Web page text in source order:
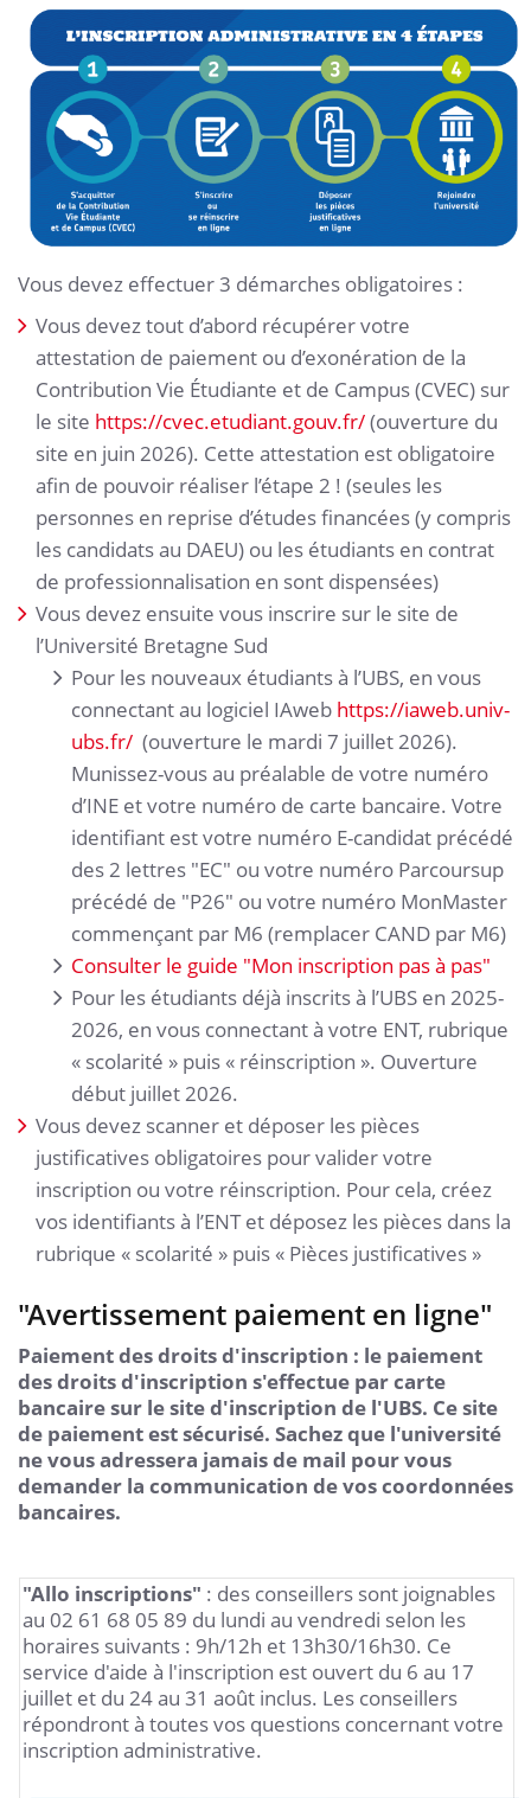
Vous devez effectuer 3 démarches obligatoires :
Vous devez tout d’abord récupérer votre
attestation de paiement ou d’exonération de la
Contribution Vie Étudiante et de Campus (CVEC) sur
le site https://cvec.etudiant.gouv.fr/(ouverture du
site en juin 2026). Cette attestation est obligatoire
afin de pouvoir réaliser l’étape 2 ! (seules les
personnes en reprise d’études financées (y compris
les candidats au DAEU) ou les étudiants en contrat
de professionnalisation en sont dispensées)
Vous devez ensuite vous inscrire sur le site de
l’Université Bretagne Sud
Pour les nouveaux étudiants à l’UBS, en vous
connectant au logiciel IAweb https://iaweb.univ-
ubs.fr/ (ouverture le mardi 7 juillet 2026).
Munissez-vous au préalable de votre numéro
d’INE et votre numéro de carte bancaire. Votre
identifiant est votre numéro E-candidat précédé
des 2 lettres "EC" ou votre numéro Parcoursup
précédé de "P26" ou votre numéro MonMaster
commençant par M6 (remplacer CAND par M6)
Consulter le guide "Mon inscription pas à pas"
Pour les étudiants déjà inscrits à l’UBS en 2025-
2026, en vous connectant à votre ENT, rubrique
« scolarité » puis « réinscription ». Ouverture
début juillet 2026.
Vous devez scanner et déposer les pièces
justificatives obligatoires pour valider votre
inscription ou votre réinscription. Pour cela, créez
vos identifiants à l’ENT et déposez les pièces dans la
rubrique « scolarité » puis « Pièces justificatives »
"Avertissement paiement en ligne"
Paiement des droits d'inscription : le paiement
des droits d'inscription s'effectue par carte
bancaire sur le site d'inscription de l'UBS. Ce site
de paiement est sécurisé. Sachez que l'université
ne vous adressera jamais de mail pour vous
demander la communication de vos coordonnées
bancaires.
"Allo inscriptions" : des conseillers sont joignables
au 02 61 68 05 89 du lundi au vendredi selon les
horaires suivants : 9h/12h et 13h30/16h30. Ce
service d'aide à l'inscription est ouvert du 6 au 17
juillet et du 24 au 31 août inclus. Les conseillers
répondront à toutes vos questions concernant votre
inscription administrative.